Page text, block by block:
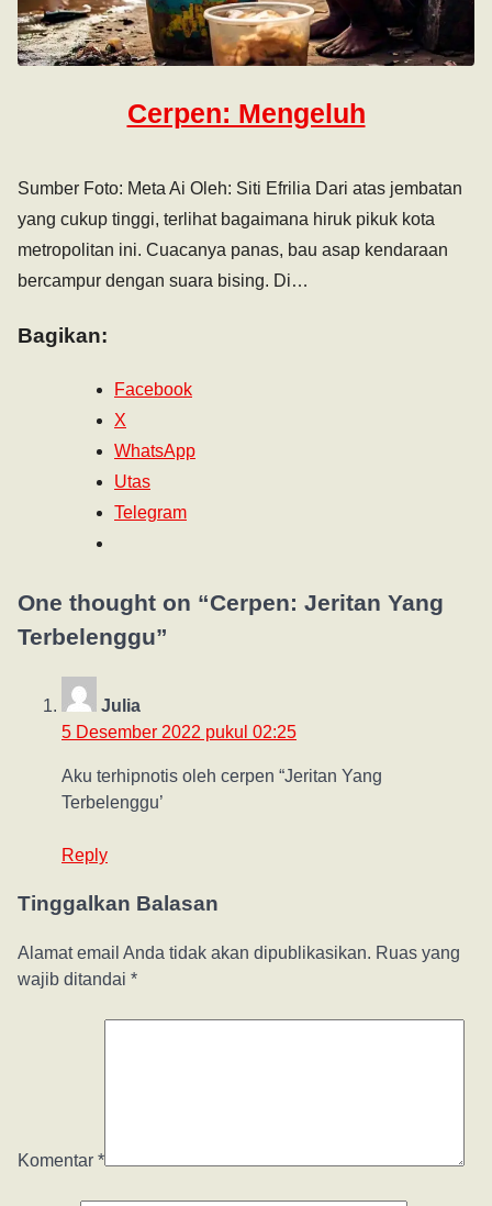
Cerpen: Mengeluh
Sumber Foto: Meta Ai Oleh: Siti Efrilia Dari atas jembatan
yang cukup tinggi, terlihat bagaimana hiruk pikuk kota
metropolitan ini. Cuacanya panas, bau asap kendaraan
bercampur dengan suara bising. Di…
Bagikan:
Facebook
X
WhatsApp
Utas
Telegram
One thought on “Cerpen: Jeritan Yang
Terbelenggu”
Julia
5 Desember 2022 pukul 02:25
Aku terhipnotis oleh cerpen “Jeritan Yang
Terbelenggu’
Reply
Tinggalkan Balasan
Alamat email Anda tidak akan dipublikasikan. Ruas yang
wajib ditandai *
Komentar *